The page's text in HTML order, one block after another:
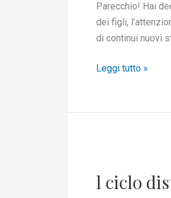
Parecchio! Hai
dei figli,
di continui nuovi
Leggi tutto »
l ciclo
distruttivo